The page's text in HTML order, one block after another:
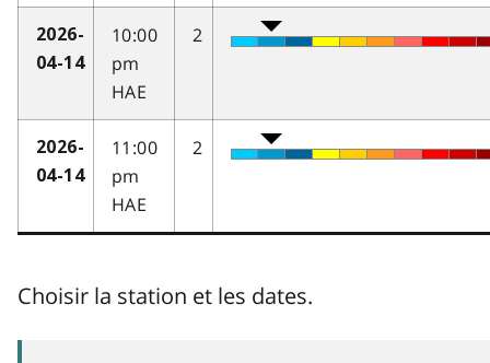
2026-
04-14
10:00
pm
HAE
2
2026-
04-14
11:00
pm
HAE
2
Choisir la station et les dates.